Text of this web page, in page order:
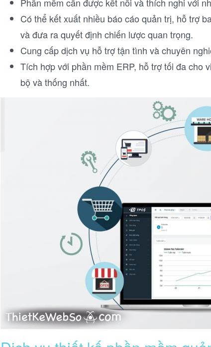
Có thể kết xuất nhiều báo cáo quản trị, hỗ trợ
và đưa ra quyết định chiến lược quan trọng.
Cung cấp dịch vụ hỗ trợ tận tình và chuyên
Tích hợp với phần mềm ERP, hỗ trợ tối đa cho
bộ và thống nhất.